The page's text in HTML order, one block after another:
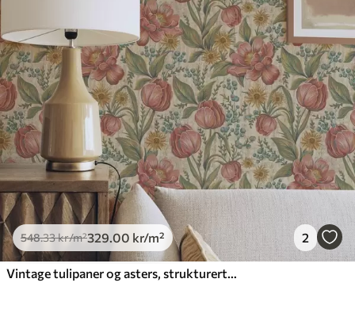
548.33kr/m²329.00 kr/m² 2
Vintage tulipaner og asters, strukturert kremfarget bakgrunn